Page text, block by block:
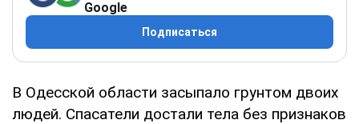
Google
Подписаться
В Одесской области засыпало грунтом двоих
людей. Спасатели достали тела без признаков